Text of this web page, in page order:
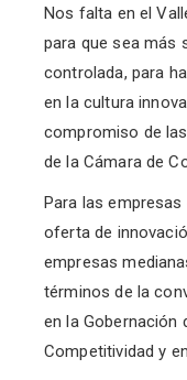
Nos falta en el
para que sea más
controlada, para
en la cultura
compromiso de
de la Cámara de
Para las
oferta de
empresas
términos de la
en la Gobernación
Competitividad y